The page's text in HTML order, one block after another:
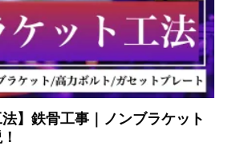
法】鉄骨工事｜ノンブラケット